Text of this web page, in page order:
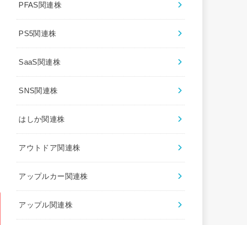
PFAS関連株
PS5関連株
SaaS関連株
SNS関連株
はしか関連株
アウトドア関連株
アップルカー関連株
アップル関連株